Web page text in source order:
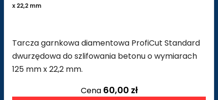
x 22,2 mm
Tarcza garnkowa diamentowa ProfiCut Standard
dwurzędowa do szlifowania betonu o wymiarach
125 mm x 22,2 mm.
Cena 60,00 zł